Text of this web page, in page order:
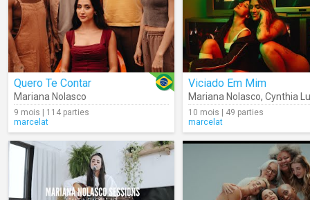
Quero Te Contar
Mariana Nolasco
9 mois | 114 parties
marcelat
Viciado Em Mim
Mariana Nolasco, Cynthia
10 mois | 49 parties
marcelat